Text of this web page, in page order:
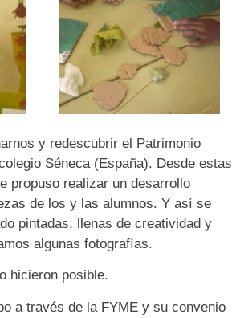
y redescubrir el Patrimonio
Séneca (España). Desde estas
propuso realizar un desarrollo
de los y las alumnos. Y así se
pintadas, llenas de creatividad y
algunas fotografías.
hicieron posible.
a través de la FYME y su convenio